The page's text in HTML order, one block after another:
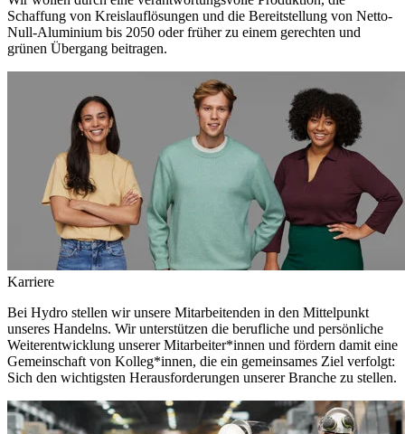
Schaffung von Kreislauflösungen und die Bereitstellung von Netto-
Null-Aluminium bis 2050 oder früher zu einem gerechten und
grünen Übergang beitragen.
Karriere
Bei Hydro stellen wir unsere Mitarbeitenden in den Mittelpunkt
unseres Handelns. Wir unterstützen die berufliche und persönliche
Weiterentwicklung unserer Mitarbeiter*innen und fördern damit eine
Gemeinschaft von Kolleg*innen, die ein gemeinsames Ziel verfolgt:
Sich den wichtigsten Herausforderungen unserer Branche zu stellen.